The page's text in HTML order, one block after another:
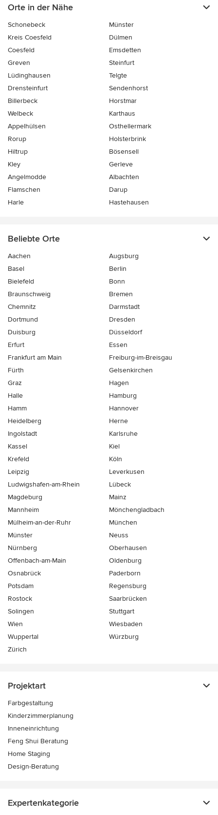
Orte in der Nähe
Schonebeck
Münster
Kreis Coesfeld
Dülmen
Coesfeld
Emsdetten
Greven
Steinfurt
Lüdinghausen
Telgte
Drensteinfurt
Sendenhorst
Billerbeck
Horstmar
Welbeck
Karthaus
Appelhülsen
Osthellermark
Rorup
Holsterbrink
Hiltrup
Bösensell
Kley
Gerleve
Angelmodde
Albachten
Flamschen
Darup
Harle
Hastehausen
Beliebte Orte
Aachen
Augsburg
Basel
Berlin
Bielefeld
Bonn
Braunschweig
Bremen
Chemnitz
Darmstadt
Dortmund
Dresden
Duisburg
Düsseldorf
Erfurt
Essen
Frankfurt am Main
Freiburg-im-Breisgau
Fürth
Gelsenkirchen
Graz
Hagen
Halle
Hamburg
Hamm
Hannover
Heidelberg
Herne
Ingolstadt
Karlsruhe
Kassel
Kiel
Krefeld
Köln
Leipzig
Leverkusen
Ludwigshafen-am-Rhein
Lübeck
Magdeburg
Mainz
Mannheim
Mönchen­gladbach
Mülheim-an-der-Ruhr
München
Münster
Neuss
Nürnberg
Oberhausen
Offenbach-am-Main
Oldenburg
Osnabrück
Paderborn
Potsdam
Regensburg
Rostock
Saarbrücken
Solingen
Stuttgart
Wien
Wiesbaden
Wuppertal
Würzburg
Zürich
Projektart
Farbgestaltung
Kinderzimmerplanung
Inneneinrichtung
Feng Shui Beratung
Home Staging
Design-Beratung
Expertenkategorie